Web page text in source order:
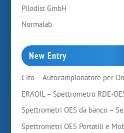
Pilodist GmbH
Normalab
New Entry
Cito – Autocampionatore per
ERAOIL – Spettrometro RDE-
Spettrometri OES da banco –
Spettrometri OES Portatili e